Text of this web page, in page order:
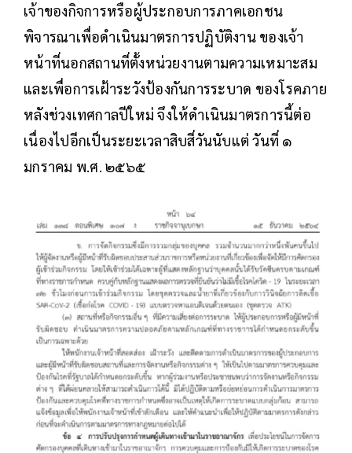
เจ้าของกิจการหรือผู้ประกอบการภาคเอกชน
พิจารณาเพื่อดำเนินมาตรการปฏิบัติงาน ของเจ้า
หน้าที่นอกสถานที่ตั้งหน่วยงานตามความเหมาะสม
และเพื่อการเฝ้าระวังป้องกันการระบาด ของโรคภาย
หลังช่วงเทศกาลปีใหม่ จึงให้ดำเนินมาตรการนี้ต่อ
เนื่องไปอีกเป็นระยะเวลาสิบสี่วันนับแต่ วันที่ ๑
มกราคม พ.ศ. ๒๕๖๕